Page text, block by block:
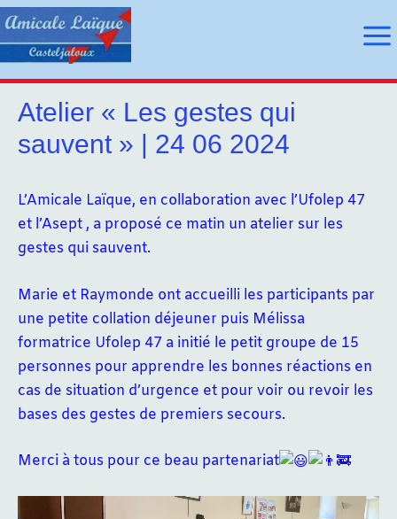
au
contenu
Atelier « Les gestes qui
sauvent » | 24 06 2024
L’Amicale Laïque, en collaboration avec l’Ufolep 47
et l’Asept , a proposé ce matin un atelier sur les
gestes qui sauvent.
Marie et Raymonde ont accueilli les participants par
une petite collation déjeuner puis Mélissa
formatrice Ufolep 47 a initié le petit groupe de 15
personnes pour apprendre les bonnes réactions en
cas de situation d’urgence et pour voir ou revoir les
bases des gestes de premiers secours.
Merci à tous pour ce beau partenariat